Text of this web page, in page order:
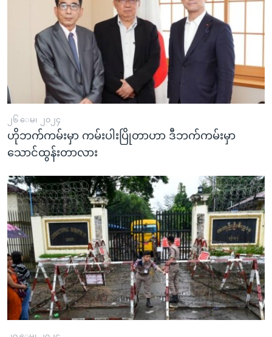
၂၆ ေမ၊ ၂၀၂၄
ဟိုဘက်ကမ်းမှာ ကမ်းပါးပြိုတာဟာ ဒီဘက်ကမ်းမှာ
သောင်ထွန်းတာလား